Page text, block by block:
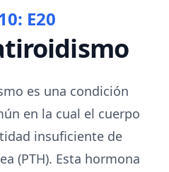
E20
es una condición
en la cual el cuerpo
insuficiente de
(PTH). Esta hormona